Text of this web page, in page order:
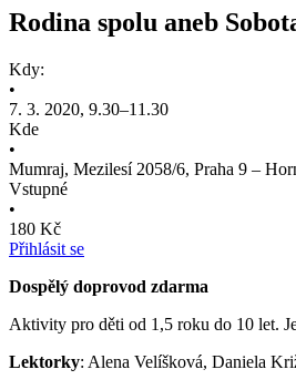
Rodina spolu aneb
Kdy:
•
7. 3. 2020, 9.30–11.30
Kde
•
Mumraj, Mezilesí 2058/6, Praha 9 –
Vstupné
•
180 Kč
Přihlásit se
Dospělý doprovod zdarma
Aktivity pro děti od 1,5 roku do 10 let.
Lektorky: Alena Velíšková, Daniela